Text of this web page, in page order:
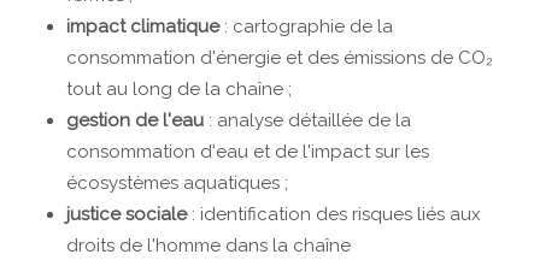
impact climatique: cartographie de la
consommation d'énergie et des émissions de CO₂
tout au long de la chaîne ;
gestion de l'eau : analyse détaillée de la
consommation d'eau et de l'impact sur les
écosystèmes aquatiques ;
justice sociale: identification des risques liés aux
droits de l'homme dans la chaîne